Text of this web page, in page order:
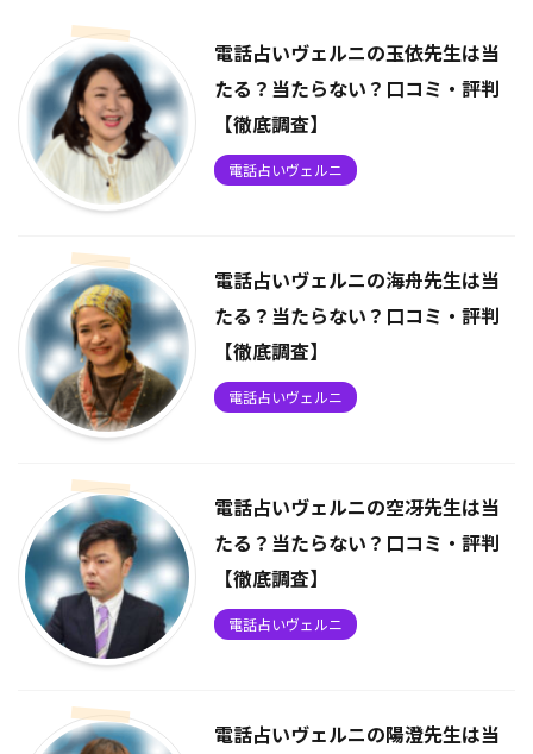
電話占いヴェルニの玉依先生は当
たる？当たらない？口コミ・評判
【徹底調査】
電話占いヴェルニ
電話占いヴェルニの海舟先生は当
たる？当たらない？口コミ・評判
【徹底調査】
電話占いヴェルニ
電話占いヴェルニの空冴先生は当
たる？当たらない？口コミ・評判
【徹底調査】
電話占いヴェルニ
電話占いヴェルニの陽澄先生は当